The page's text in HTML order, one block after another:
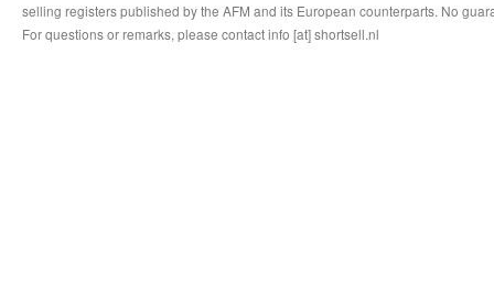
selling registers published by the AFM and its European counterparts. No
For questions or remarks, please contact info [at] shortsell.nl